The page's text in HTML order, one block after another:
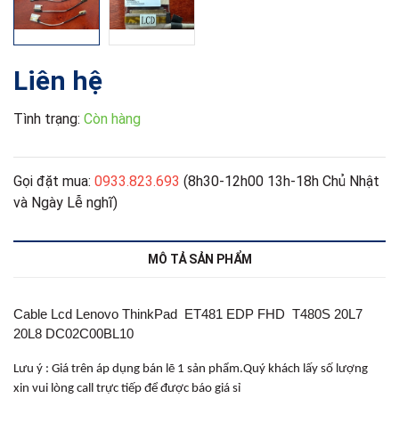
Liên hệ
Tình trạng: Còn hàng
Gọi đặt mua: 0933.823.693 (8h30-12h00 13h-18h Chủ Nhật
và Ngày Lễ nghĩ)
MÔ TẢ SẢN PHẨM
Cable Lcd Lenovo ThinkPad ET481 EDP FHD T480S 20L7
20L8 DC02C00BL10
Lưu ý : Giá trên áp dụng bán lẽ 1 sản phẩm.Quý khách lấy số lượng
xin vui lòng call trực tiếp để được báo giá sỉ